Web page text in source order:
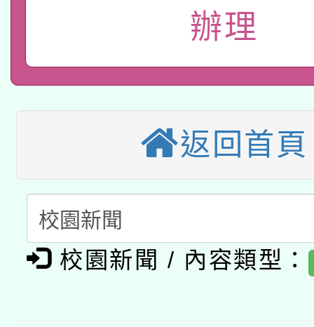
開 智慧啟航」
本校115學年度第2次
招甄選結果公告(無人
招)
適應運動共學行動站研
暨閱讀推動專業研習
科技賦能─人工智慧
礎課程
「數位內容與教學軟體
pilot」
有關大陸委員會函釋公
薪期間赴陸應申請許可
轉知經濟部水利署委託
辦理
返回首頁
校園新聞 / 內容類型：